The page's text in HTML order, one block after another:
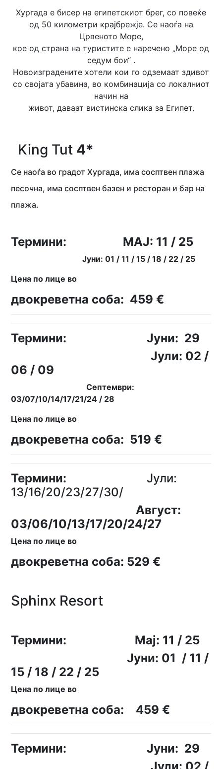
Хургада е бисер на египетскиот брег, со повеќе
од 50 километри крајбрежје. Се наоѓа на
Црвеното Море,
кое од страна на туристите е наречено „Море од
седум бои“ .
Новоизградените хотели кои го одземаат здивот
со својата убавина, во комбинација со локалниот
начин на
живот, даваат вистинска слика за Египет.
King Tut 4*
Се наоѓа во градот Хургада, има сосптвен плажа
песочна, има сосптвен базен и ресторан и бар на
плажа.
Термини: МАЈ: 11 / 25
Јуни: 01 / 11 / 15 / 18 / 22 / 25
Цена по лице во
двокреветна соба: 459 €
Термини: Јуни: 29
Јули: 02 /
06 / 09
Септември:
03/07/10/14/17/21/24 / 28
Цена по лице во
двокреветна соба: 519 €
Термини: Јули:
13/16/20/23/27/30/
Август:
03/06/10/13/17/20/24/27
Цена по лице во
двокреветна соба: 529 €
Sphinx Resort
Термини: Мaj: 11 / 25
Јуни: 01 / 11 /
15 / 18 / 22 / 25
Цена по лице во
двокреветна соба: 459 €
Термини: Јуни: 29